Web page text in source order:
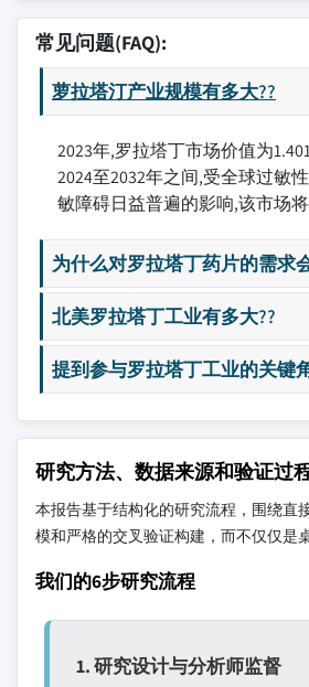
常见问题(FAQ):
萝拉塔汀产业规模有多大??
2023年,罗拉塔丁市场价值为
2024至2032年之间,受全球过敏
敏障碍日益普遍的影响,该市场
为什么对罗拉塔丁药片的需求
北美罗拉塔丁工业有多大??
提到参与罗拉塔丁工业的关键
研究方法、数据来源和验证过
本报告基于结构化的研究流程，围绕直
模和严格的交叉验证构建，而不仅仅是
我们的6步研究流程
1. 研究设计与分析师监督